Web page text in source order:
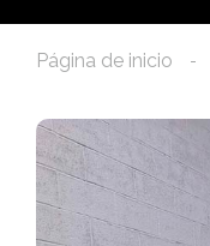
Página de inicio